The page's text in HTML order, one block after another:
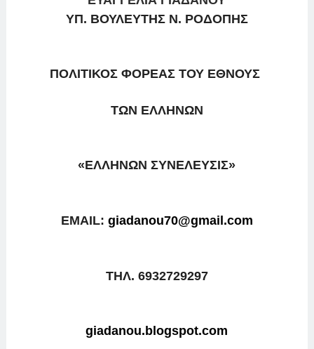
ΥΠ. ΒΟΥΛΕΥΤΗΣ Ν. ΡΟΔΟΠΗΣ
ΠΟΛΙΤΙΚΟΣ ΦΟΡΕΑΣ ΤΟΥ ΕΘΝΟΥΣ
ΤΩΝ ΕΛΛΗΝΩΝ
«ΕΛΛΗΝΩΝ ΣΥΝΕΛΕΥΣΙΣ»
EMAIL: giadanou70@gmail.com
TΗΛ. 6932729297
giadanou.blogspot.com